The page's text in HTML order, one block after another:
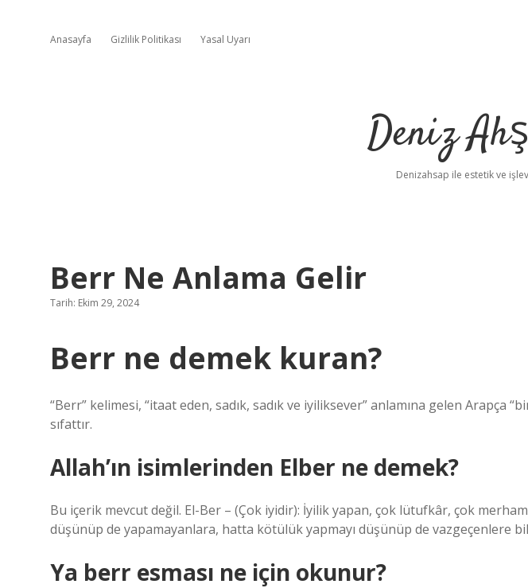
Anasayfa Gizlilik Politikası Yasal Uyarı
Deniz
Denizahsap ile estetik ve
Berr Ne Anlama Gelir
Tarih: Ekim 29, 2024
Berr ne demek kuran?
“Berr” kelimesi, “itaat eden, sadık, sadık ve iyiliksever” anlamına gelen Arapça
sıfattır.
Allah’ın isimlerinden Elber ne demek?
Bu içerik mevcut değil. El-Ber – (Çok iyidir): İyilik yapan, çok lütufkâr, çok
düşünüp de yapamayanlara, hatta kötülük yapmayı düşünüp de vazgeçenlere
Ya berr esması ne için okunur?